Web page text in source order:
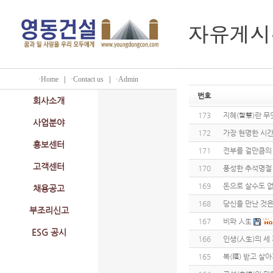
·Home ·Contact us ·Admin
회사소개
사업분야
홍보센터
고객센터
채용공고
부조리신고
ESG 공시
번호
173 지혜(智慧)란 무
172 가장 현명한 시
171 전부를 걸만큼
170 풍성한 추석명
169 돈으로 살수도
168 당신을 만난 것
167 비와 人生
166 인생(人生)의 세
165 복(福) 받고 살